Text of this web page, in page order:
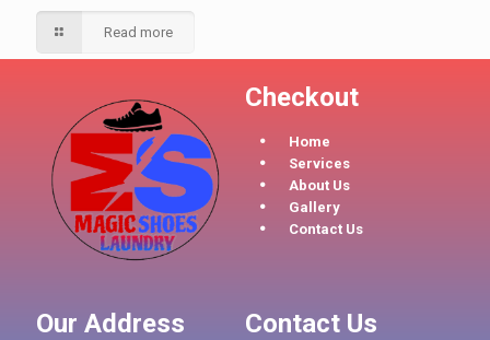
Read more
Checkout
Home
Services
About Us
Gallery
Contact Us
Our Address Contact Us